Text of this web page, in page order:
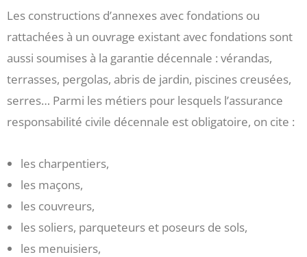
Les constructions d’annexes avec fondations ou
rattachées à un ouvrage existant avec fondations sont
aussi soumises à la garantie décennale : vérandas,
terrasses, pergolas, abris de jardin, piscines creusées,
serres… Parmi les métiers pour lesquels l’assurance
responsabilité civile décennale est obligatoire, on cite :
les charpentiers,
les maçons,
les couvreurs,
les soliers, parqueteurs et poseurs de sols,
les menuisiers,